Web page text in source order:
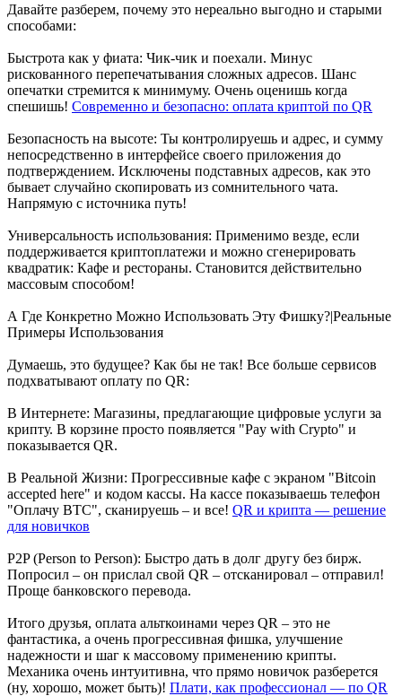
Давайте разберем, почему это нереально выгодно и старыми
способами:
Быстрота как у фиата: Чик-чик и поехали. Минус
рискованного перепечатывания сложных адресов. Шанс
опечатки стремится к минимуму. Очень оценишь когда
спешишь! Современно и безопасно: оплата криптой по QR
Безопасность на высоте: Ты контролируешь и адрес, и сумму
непосредственно в интерфейсе своего приложения до
подтверждением. Исключены подставных адресов, как это
бывает случайно скопировать из сомнительного чата.
Напрямую с источника путь!
Универсальность использования: Применимо везде, если
поддерживается криптоплатежи и можно сгенерировать
квадратик: Кафе и рестораны. Становится действительно
массовым способом!
А Где Конкретно Можно Использовать Эту Фишку?|Реальные
Примеры Использования
Думаешь, это будущее? Как бы не так! Все больше сервисов
подхватывают оплату по QR:
В Интернете: Магазины, предлагающие цифровые услуги за
крипту. В корзине просто появляется "Pay with Crypto" и
показывается QR.
В Реальной Жизни: Прогрессивные кафе с экраном "Bitcoin
accepted here" и кодом кассы. На кассе показываешь телефон
"Оплачу BTC", сканируешь – и все! QR и крипта — решение
для новичков
P2P (Person to Person): Быстро дать в долг другу без бирж.
Попросил – он прислал свой QR – отсканировал – отправил!
Проще банковского перевода.
Итого друзья, оплата альткоинами через QR – это не
фантастика, а очень прогрессивная фишка, улучшение
надежности и шаг к массовому применению крипты.
Механика очень интуитивна, что прямо новичок разберется
(ну, хорошо, может быть)! Плати, как профессионал — по QR